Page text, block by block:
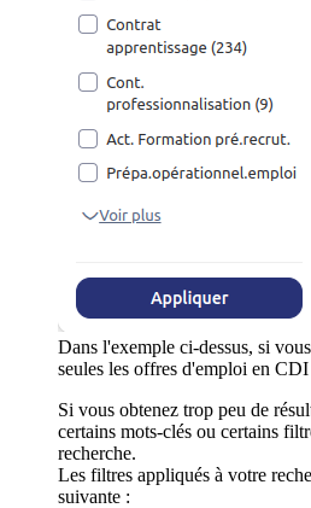
Dans l'exemple ci-dessus, si
seules les offres d'emploi en
Si vous obtenez trop peu de
certains mots-clés ou certains
recherche.
Les filtres appliqués à votre
suivante :